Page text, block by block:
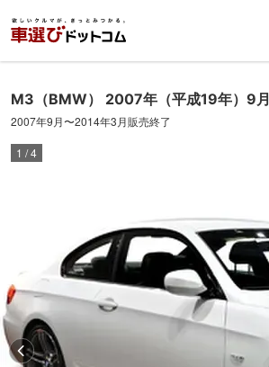
M3 （BMW） 2007年（平成19年）9月
2007年9月〜2014年3月販売終了
1 /4